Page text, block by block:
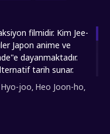
filmidir. Kim Jee-
Japon anime ve
dayanmaktadır.
tarih sunar.
tek bir devlet olan
birleşir. Ancak,
karmaşa ve
askerinin, isyanı
için kurulan "Kurt
joo, Heo Joon-ho,